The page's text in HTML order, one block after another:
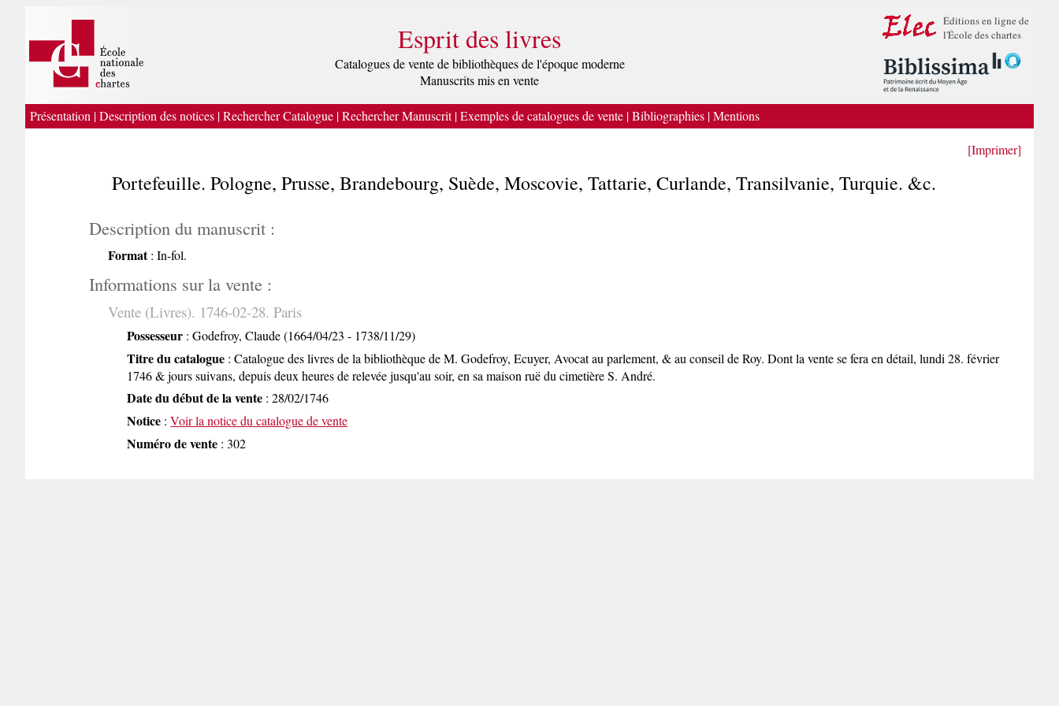
Esprit des livres
Catalogues de vente de bibliothèques de l'époque moderne
Manuscrits mis en vente
Éditions en ligne de
l'École des chartes
Présentation |Description des notices |Rechercher Catalogue |Rechercher Manuscrit|Exemples de catalogues de vente |Bibliographies |Mentions
[Imprimer]
Portefeuille. Pologne, Prusse, Brandebourg, Suède, Moscovie, Tattarie, Curlande, Transilvanie, Turquie. &c.
Description du manuscrit :
Format: In-fol.
Informations sur la vente :
Vente (Livres). 1746-02-28. Paris
Possesseur : Godefroy, Claude (1664/04/23 - 1738/11/29)
Titre du catalogue : Catalogue des livres de la bibliothèque de M. Godefroy, Ecuyer, Avocat au parlement, & au conseil de Roy. Dont la vente se fera en détail, lundi 28. février
1746 & jours suivans, depuis deux heures de relevée jusqu'au soir, en sa maison ruë du cimetière S. André.
Date du début de la vente : 28/02/1746
Notice :Voir la notice du catalogue de vente
Numéro de vente : 302